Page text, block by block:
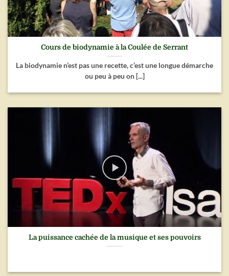
Cours de biodynamie à la Coulée de Serrant
La biodynamie n’est pas une recette, c’est une longue démarche
ou peu à peu on [...]
La puissance cachée de la musique et ses pouvoirs